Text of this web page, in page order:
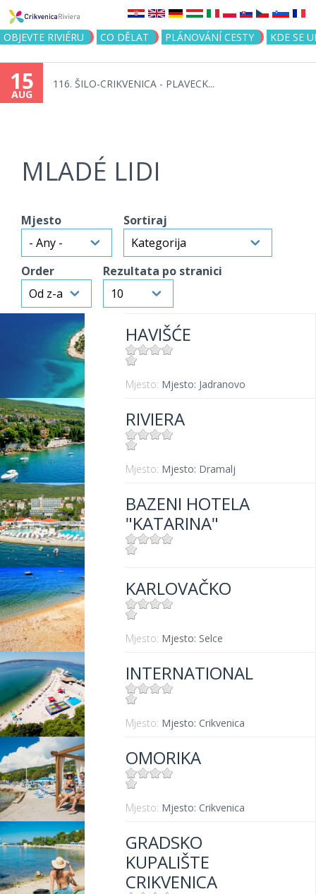
Jump to navigation
OBJEVTE RIVIÉRU CO DĚLAT PLÁNOVÁNÍ CESTY KDE SE
15
AUG
116. ŠILO-CRIKVENICA - PLAVECK...
MLADÉ LIDI
Mjesto Sortiraj
Order Rezultata po stranici
HAVIŠĆE
Mjesto: Mjesto: Jadranovo
RIVIERA
Mjesto: Mjesto: Dramalj
BAZENI HOTELA
"KATARINA"
KARLOVAČKO
Mjesto: Mjesto: Selce
INTERNATIONAL
Mjesto: Mjesto: Crikvenica
OMORIKA
Mjesto: Mjesto: Crikvenica
GRADSKO
KUPALIŠTE
CRIKVENICA